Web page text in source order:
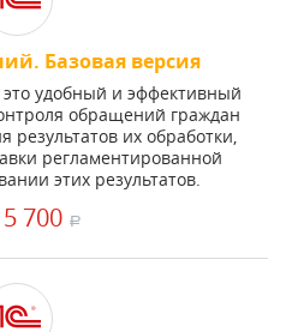
Базовая версия
удобный и эффективный
обращений граждан
результатов их обработки,
регламентированной
этих результатов.
5 700 a